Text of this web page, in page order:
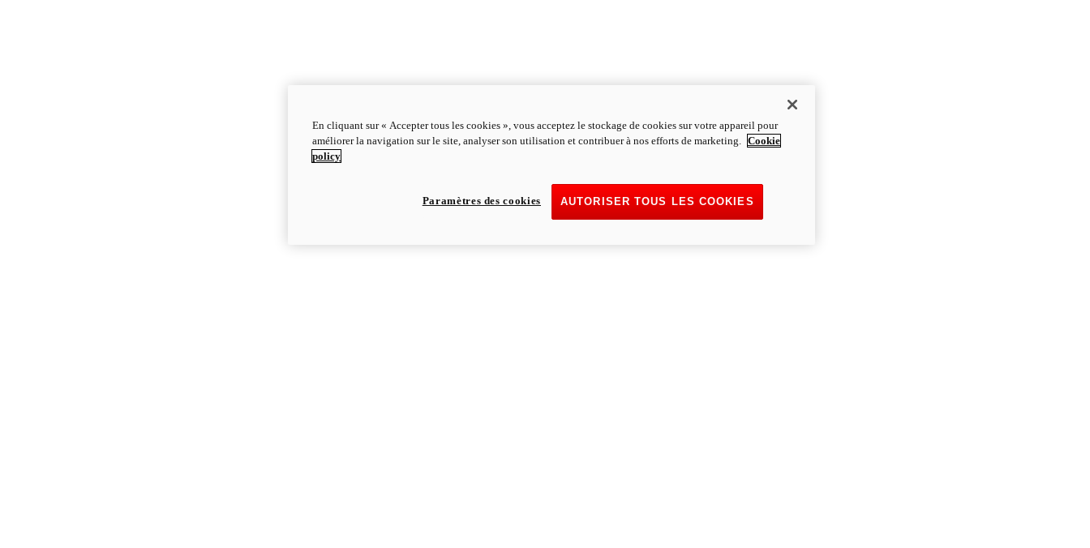
En cliquant sur « Accepter tous les cookies », vous acceptez le stockage de cookies sur votre appareil pour
améliorer la navigation sur le site, analyser son utilisation et contribuer à nos efforts de marketing. Cookie
policy
AUTORISER TOUS LES COOKIES
Paramètres des cookies